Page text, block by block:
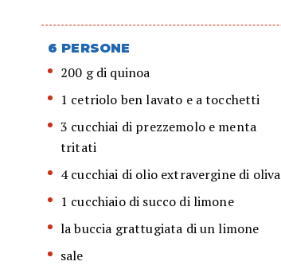
6 PERSONE
200 g di quinoa
1 cetriolo ben lavato e a tocchetti
3 cucchiai di prezzemolo e menta
tritati
4 cucchiai di olio extravergine di oliva
1 cucchiaio di succo di limone
la buccia grattugiata di un limone
sale